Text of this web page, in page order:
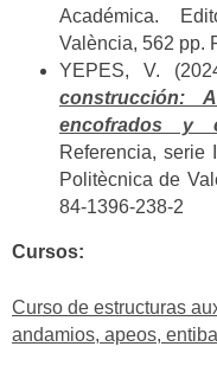
Académica.
València, 562 pp.
YEPES, V.
construcción:
encofrados y
Referencia, serie
Politècnica de
84-1396-238-2
Cursos:
Curso de estructuras
andamios, apeos,